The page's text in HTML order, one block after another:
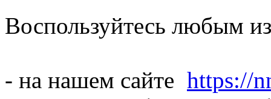
Воспользуйтесь любым
- на нашем сайте https://